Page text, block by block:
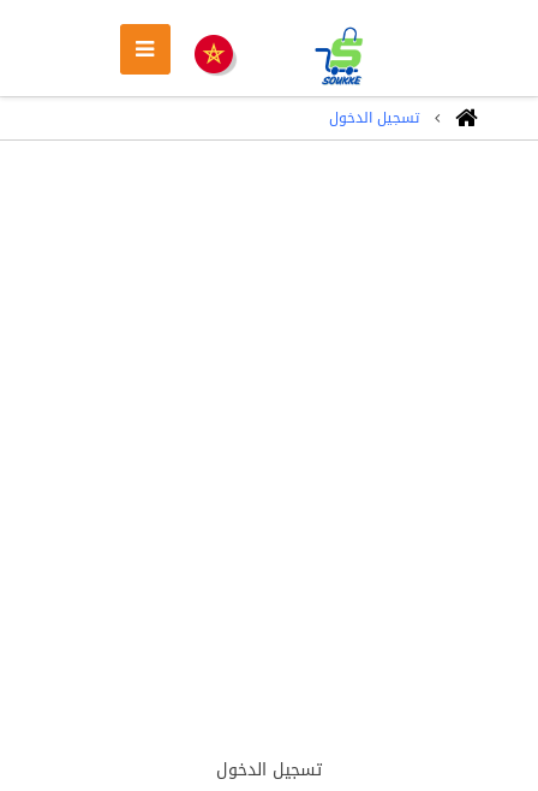
تسجيل الدخول
تسجيل الدخول